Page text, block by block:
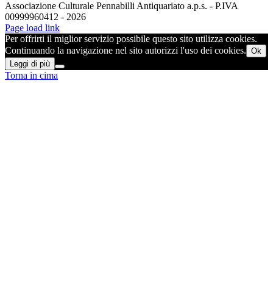
Associazione Culturale Pennabilli Antiquariato a.p.s. - P.IVA
00999960412 - 2026
Page load link
Per offrirti il miglior servizio possibile questo sito utilizza cookies.
Continuando la navigazione nel sito autorizzi l'uso dei cookies. Ok
Leggi di più
Torna in cima